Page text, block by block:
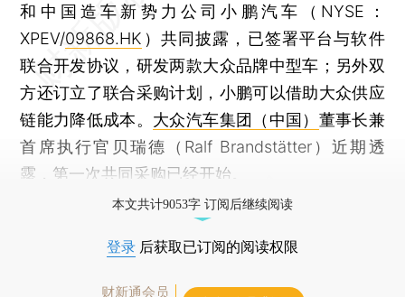
和中国造车新势力公司小鹏汽车（NYSE：
XPEV/09868.HK ）共同披露，已签署平台与软件
联合开发协议，研发两款大众品牌中型车；另外双
方还订立了联合采购计划，小鹏可以借助大众供应
链能力降低成本。 大众汽车集团（中国） 董事长兼
首席执行官贝瑞德（Ralf Brandstätter）近期透
露，第一次共同采购已经开始。
本文共计9053字 订阅后继续阅读
登录 后获取已订阅的阅读权限
财新通会员